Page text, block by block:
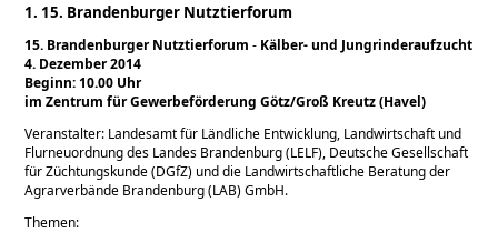
1. 15. Brandenburger Nutztierforum
15. Brandenburger Nutztierforum - Kälber- und Jungrinderaufzucht
4. Dezember 2014
Beginn:10.00 Uhr
im Zentrum für Gewerbeförderung Götz/Groß Kreutz (Havel)
Veranstalter: Landesamt für Ländliche Entwicklung, Landwirtschaft und
Flurneuordnung des Landes Brandenburg (LELF), Deutsche Gesellschaft
für Züchtungskunde (DGfZ) und die Landwirtschaftliche Beratung der
Agrarverbände Brandenburg (LAB) GmbH.
Themen: